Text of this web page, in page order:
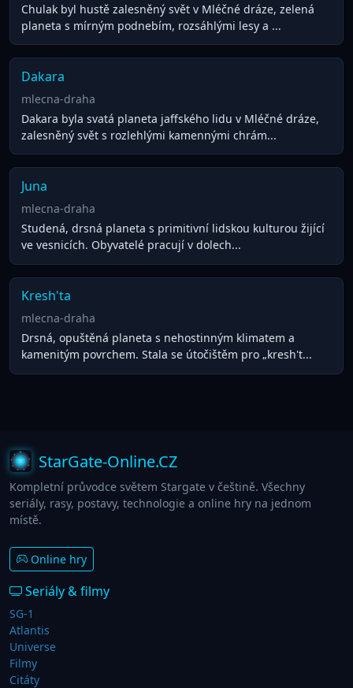
Chulak byl hustě zalesněný svět v Mléčné dráze, zelená
planeta s mírným podnebím, rozsáhlými lesy a ...
Dakara
mlecna-draha
Dakara byla svatá planeta jaffského lidu v Mléčné dráze,
zalesněný svět s rozlehlými kamennými chrám...
Juna
mlecna-draha
Studená, drsná planeta s primitivní lidskou kulturou žijící
ve vesnicích. Obyvatelé pracují v dolech...
Kresh'ta
mlecna-draha
Drsná, opuštěná planeta s nehostinným klimatem a
kamenitým povrchem. Stala se útočištěm pro „kresh't...
StarGate-Online.CZ
Kompletní průvodce světem Stargate v češtině. Všechny
seriály, rasy, postavy, technologie a online hry na jednom
místě.
Online hry
Seriály & filmy
SG-1
Atlantis
Universe
Filmy
Citáty